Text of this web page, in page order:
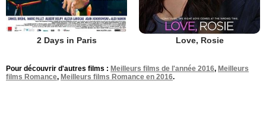
2 Days in Paris Love, Rosie
Pour découvrir d'autres films : Meilleurs films de l'année 2016, Meilleurs
films Romance, Meilleurs films Romance en 2016.